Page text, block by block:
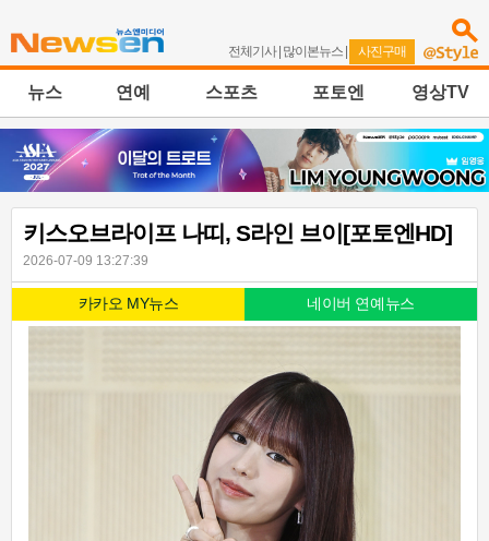
전체기사| 많이본뉴스 | 사진구매
뉴스 연예 스포츠 포토엔 영상TV
키스오브라이프 나띠, S라인 브이[포토엔HD]
2026-07-09 13:27:39
카카오 MY뉴스 네이버 연예뉴스